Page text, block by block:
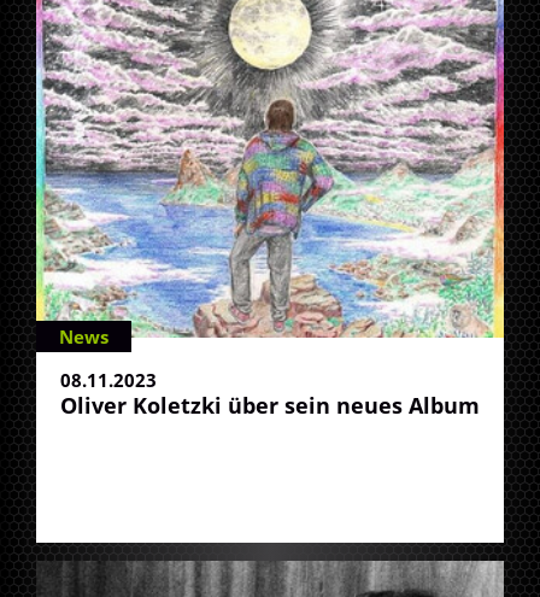
News
08.11.2023
Oliver Koletzki über sein neues Album